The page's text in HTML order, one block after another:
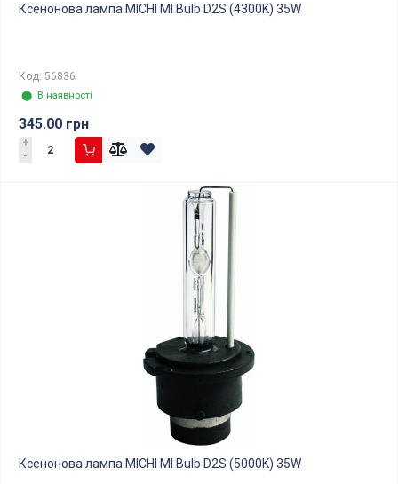
Ксенонова лампа MICHI MI Bulb D2S (4300K) 35W
Код: 56836
⬤ В наявності
345.00 грн
+
-
Ксенонова лампа MICHI MI Bulb D2S (5000K) 35W